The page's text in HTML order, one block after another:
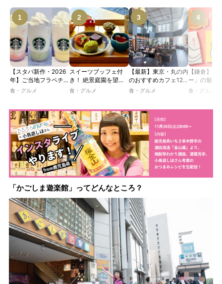
【スタバ新作・2026
年】ご当地フラペチー
ノが新登場！ 地域と
JIMOTO
PROGRAM」が青
森・群馬・沖縄で始
動。6種類を飲んで実
食レポート
食・グルメ
スイーツブッフェ付
き！ 絶景庭園を望む
ホテルレストランで味
ツトレンドVol.105】
食・グルメ
【最新】東京・丸の内
のおすすめカフェ12
選｜ひとりでゆったり
るカフェ、優雅なホテ
ルラウンジまで！
食・グルメ
【鎌倉】「
ー」の魅力
説！ 定番商
食・グルメ
「かごしま遊楽館」ってどんなところ？